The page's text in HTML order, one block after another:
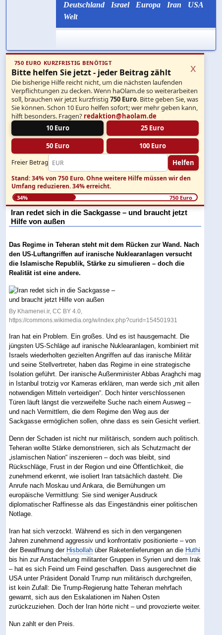
Deutschland Israel Europa Iran
USA
Welt
750 EURO KURZFRISTIG BENÖTIGT
Bitte helfen Sie jetzt - jeder Beitrag zählt
Die bisherige Hilfe reicht nicht, um die nächsten laufenden
Verpflichtungen zu decken. Wenn haOlam.de so weiterarbeiten
soll, brauchen wir jetzt kurzfristig750 Euro. Bitte geben Sie, was
Sie können. Schon 10 Euro helfen sofort; wer mehr geben kann,
hilft besonders. Fragen? redaktion@haolam.de
10 Euro
25 Euro
50 Euro 100 Euro
Freier Betrag Helfen
x
Stand: 34% von 750 Euro.Ohne weitere Hilfe müssen wir den
Umfang reduzieren.34% erreicht.
34% 750 Euro
Iran redet sich in die Sackgasse – und braucht jetzt
Hilfe von außen
Das Regime in Teheran steht mit dem Rücken zur Wand. Nach
den US-Luftangriffen auf iranische Nuklearanlagen versucht
die Islamische Republik, Stärke zu simulieren – doch die
Realität ist eine andere.
By Khamenei.ir, CC BY 4.0,
https://commons.wikimedia.org/w/index.php?curid=154501931
Iran hat ein Problem. Ein großes. Und es ist hausgemacht. Die
jüngsten US-Schläge auf iranische Nuklearanlagen, kombiniert mit
Israels wiederholten gezielten Angriffen auf das iranische Militär
und seine Stellvertreter, haben das Regime in eine strategische
Isolation geführt. Der iranische Außenminister Abbas Araghchi mag
in Istanbul trotzig vor Kameras erklären, man werde sich „mit allen
notwendigen Mitteln verteidigen“. Doch hinter verschlossenen
Türen läuft längst die verzweifelte Suche nach einem Ausweg –
und nach Vermittlern, die dem Regime den Weg aus der
Sackgasse ermöglichen sollen, ohne dass es sein Gesicht verliert.
Denn der Schaden ist nicht nur militärisch, sondern auch politisch.
Teheran wollte Stärke demonstrieren, sich als Schutzmacht der
„islamischen Nation“ inszenieren – doch was bleibt, sind
Rückschläge, Frust in der Region und eine Öffentlichkeit, die
zunehmend erkennt, wie isoliert Iran tatsächlich dasteht. Die
Anrufe nach Moskau und Ankara, die Bemühungen um
europäische Vermittlung: Sie sind weniger Ausdruck
diplomatischer Raffinesse als das Eingeständnis einer politischen
Notlage.
Iran hat sich verzockt. Während es sich in den vergangenen
Jahren zunehmend aggressiv und konfrontativ positionierte – von
der Bewaffnung der Hisbollah über Raketenlieferungen an die Huthi
bis hin zur Anstachelung militanter Gruppen in Syrien und dem Irak
– hat es sich Feind um Feind geschaffen. Dass ausgerechnet die
USA unter Präsident Donald Trump nun militärisch durchgreifen,
ist kein Zufall: Die Trump-Regierung hatte Teheran mehrfach
gewarnt, sich aus den Eskalationen im Nahen Osten
zurückzuziehen. Doch der Iran hörte nicht – und provozierte weiter.
Nun zahlt er den Preis.